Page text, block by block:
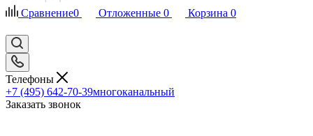
Сравнение0 Отложенные 0 Корзина 0
Телефоны
+7 (495) 642-70-39многоканальный
Заказать звонок